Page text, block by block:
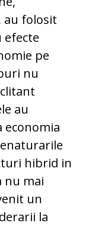
au folosit
efecte
pe
nu
au
economia
hibrid in
nu mai
un
la